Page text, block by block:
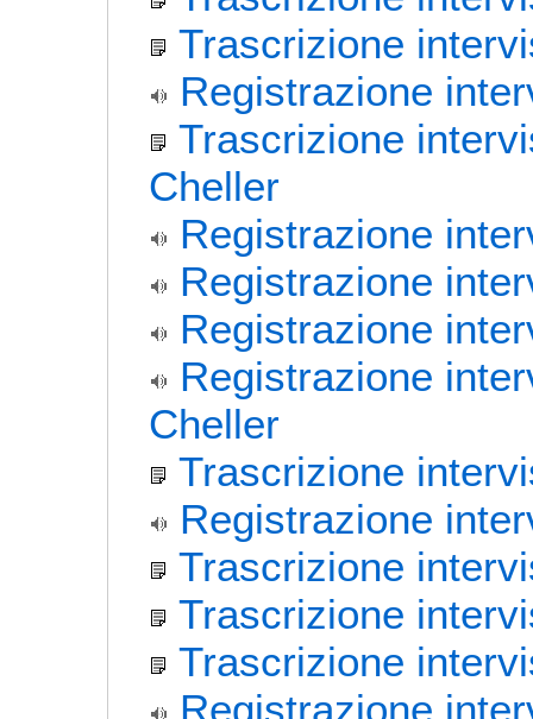
Trascrizione
Registrazione
Trascrizione
Cheller
Registrazione
Registrazione
Registrazione
Registrazione
Cheller
Trascrizione
Registrazione
Trascrizione
Trascrizione
Trascrizione
Registrazione